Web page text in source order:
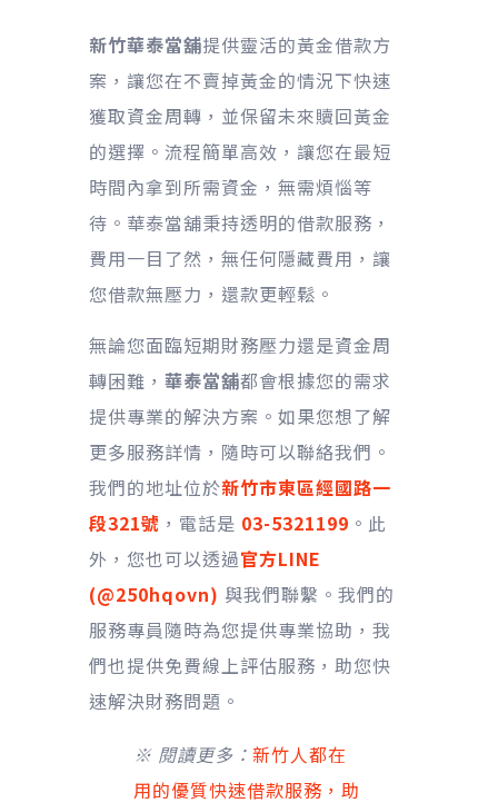
新竹華泰當舖提供靈活的黃金借款方
案，讓您在不賣掉黃金的情況下快速
獲取資金周轉，並保留未來贖回黃金
的選擇。流程簡單高效，讓您在最短
時間內拿到所需資金，無需煩惱等
待。華泰當舖秉持透明的借款服務，
費用一目了然，無任何隱藏費用，讓
您借款無壓力，還款更輕鬆。
無論您面臨短期財務壓力還是資金周
轉困難， 華泰當舖都會根據您的需求
提供專業的解決方案。如果您想了解
更多服務詳情，隨時可以聯絡我們。
我們的地址位於新竹市東區經國路一
段321號 ，電話是 03-5321199 。此
外，您也可以透過官方LINE
(@250hqovn) 與我們聯繫。我們的
服務專員隨時為您提供專業協助，我
們也提供免費線上評估服務，助您快
速解決財務問題。
※ 閱讀更多： 新竹人都在
用的優質快速借款服務，助